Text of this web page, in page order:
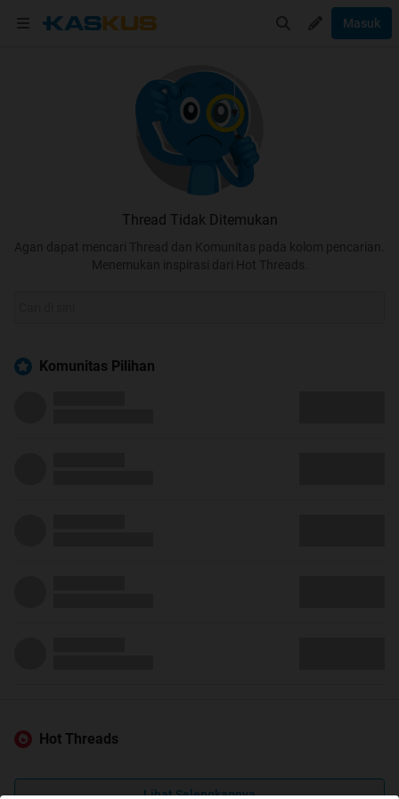
Masuk
Thread Tidak Ditemukan
Agan dapat mencari Thread dan Komunitas pada kolom pencarian.
Menemukan inspirasi dari Hot Threads.
Komunitas Pilihan
Hot Threads
Lihat Selengkapnya